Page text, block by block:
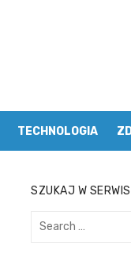
TECHNOLOGIA
SZUKAJ W
Search